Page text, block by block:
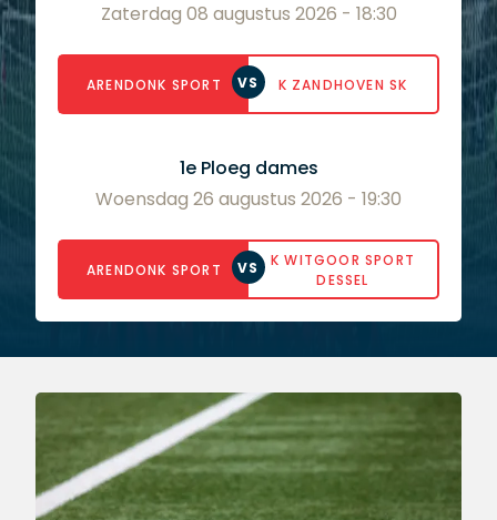
Zaterdag 08 augustus 2026 - 18:30
ARENDONK SPORT VS K ZANDHOVEN SK
1e Ploeg dames
Woensdag 26 augustus 2026 - 19:30
ARENDONK SPORT VS
K WITGOOR SPORT
DESSEL